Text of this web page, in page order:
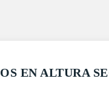
EN ALTURA